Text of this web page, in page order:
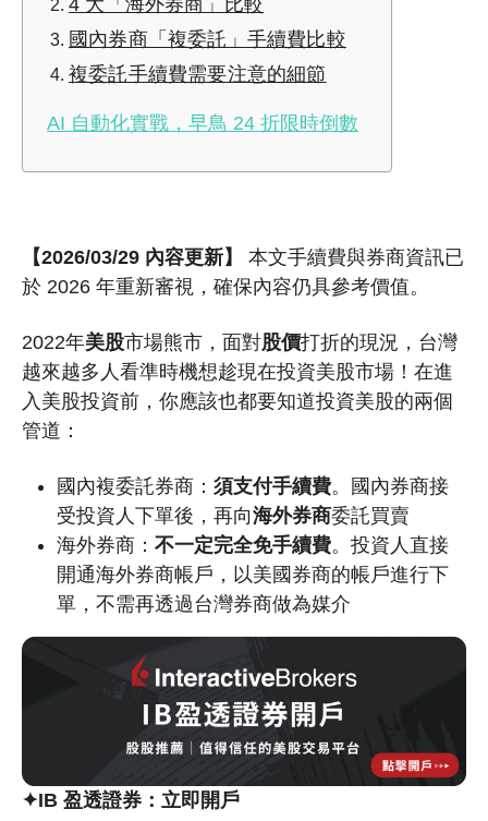
4 大「海外券商」比較
國內券商「複委託」手續費比較
複委託手續費需要注意的細節
AI 自動化實戰，早鳥 24 折限時倒數
【2026/03/29 內容更新】
本文手續費與券商資訊已
於 2026 年重新審視，確保內容仍具參考價值。
2022年美股市場熊市，面對股價打折的現況，台灣
越來越多人看準時機想趁現在投資美股市場！在進
入美股投資前，你應該也都要知道投資美股的兩個
管道：
國內複委託券商： 須支付手續費。國內券商接
受投資人下單後，再向海外券商委託買賣
海外券商： 不一定完全免手續費。投資人直接
開通海外券商帳戶，以美國券商的帳戶進行下
單，不需再透過台灣券商做為媒介
✦IB 盈透證券：立即開戶